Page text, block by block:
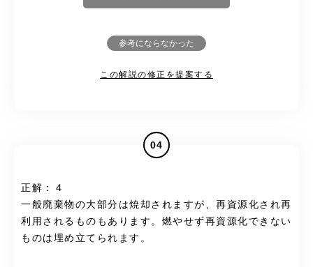
参考にならなかった
この解説の修正を提案する
04
正解：４
一般廃棄物の大部分は焼却されますが、再資源化され再
利用されるものもあります。燃やせず再資源化できない
ものは埋め立てられます。